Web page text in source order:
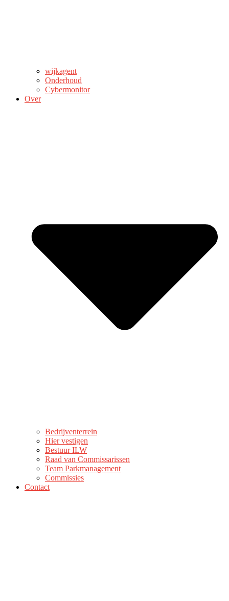
wijkagent
Onderhoud
Cybermonitor
Over
Bedrijventerrein
Hier vestigen
Bestuur ILW
Raad van Commissarissen
Team Parkmanagement
Commissies
Contact